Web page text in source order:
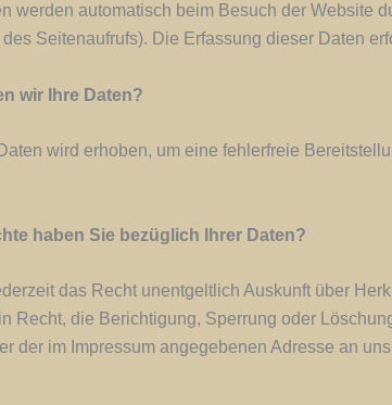
werden automatisch beim Besuch der Website
Seitenaufrufs). Die Erfassung dieser Daten
wir Ihre Daten?
wird erhoben, um eine fehlerfreie
haben Sie bezüglich Ihrer Daten?
das Recht unentgeltlich Auskunft über
Recht, die Berichtigung, Sperrung oder
der im Impressum angegebenen Adresse an